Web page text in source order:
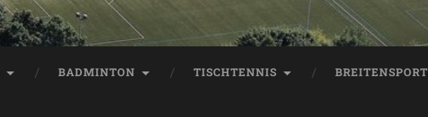
BADMINTON TISCHTENNIS BREITENSPORT